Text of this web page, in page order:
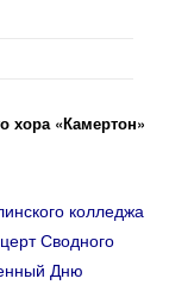
хора «Камертон»
колледжа
Сводного
Дню